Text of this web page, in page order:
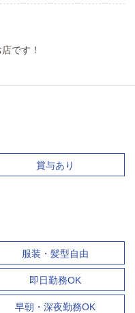
です！
賞与あり
服装・髪型自由
即日勤務OK
早朝・深夜勤務OK